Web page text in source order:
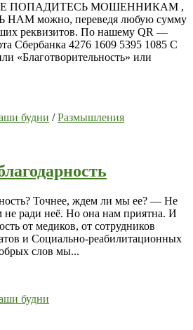
ПОПАДИТЕСЬ МОШЕННИКАМ ,
НАМ можно, переведя любую сумму
реквизитов. По нашему QR —
Сбербанка 4276 1609 5395 1085 С
или
будни /Размышления
Точнее, ждем ли мы ее? — Не
ради неё. Но она нам приятна. И
от медиков, от сотрудников
и Социально-реабилитационных
слов мы...
будни